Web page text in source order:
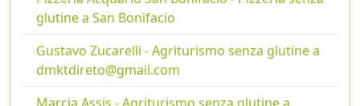
glutine a San Bonifacio
Gustavo Zucarelli - Agriturismo senza glutine a
dmktdireto@gmail.com